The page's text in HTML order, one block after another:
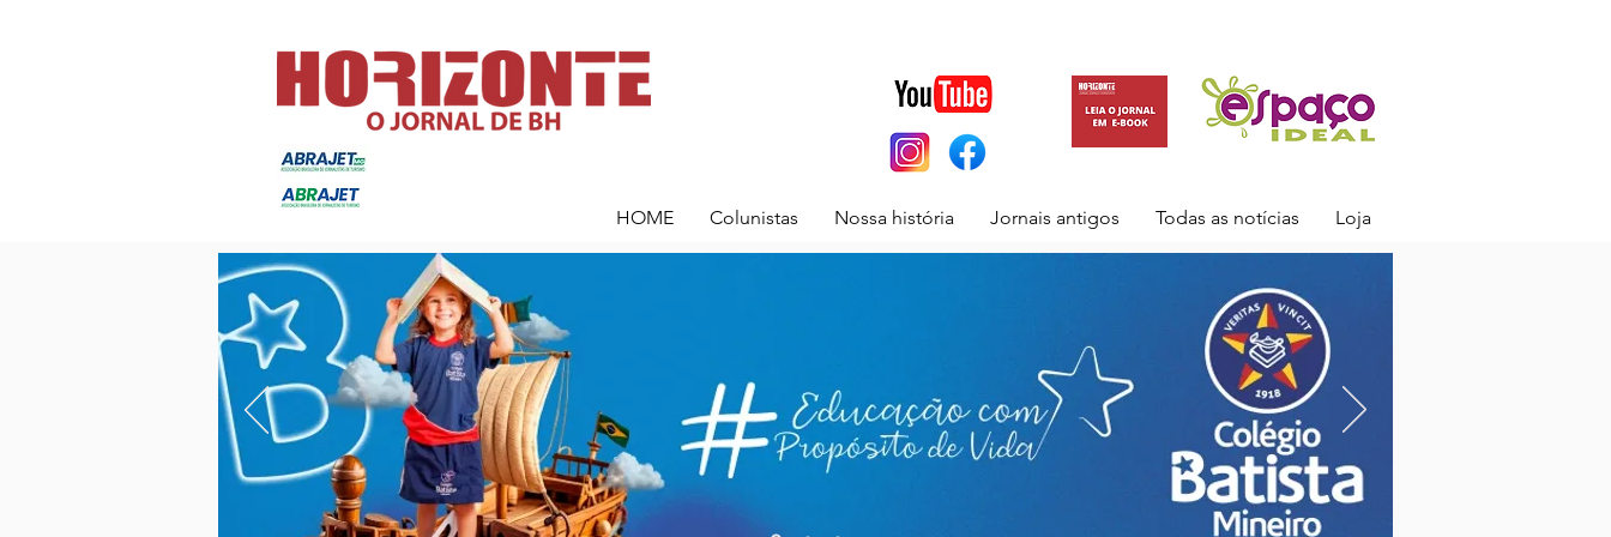
HOME Colunistas Nossa história Jornais antigos Todas as notícias Loja